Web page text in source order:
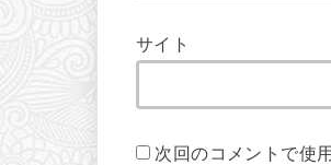
サイト
次回のコメントで使